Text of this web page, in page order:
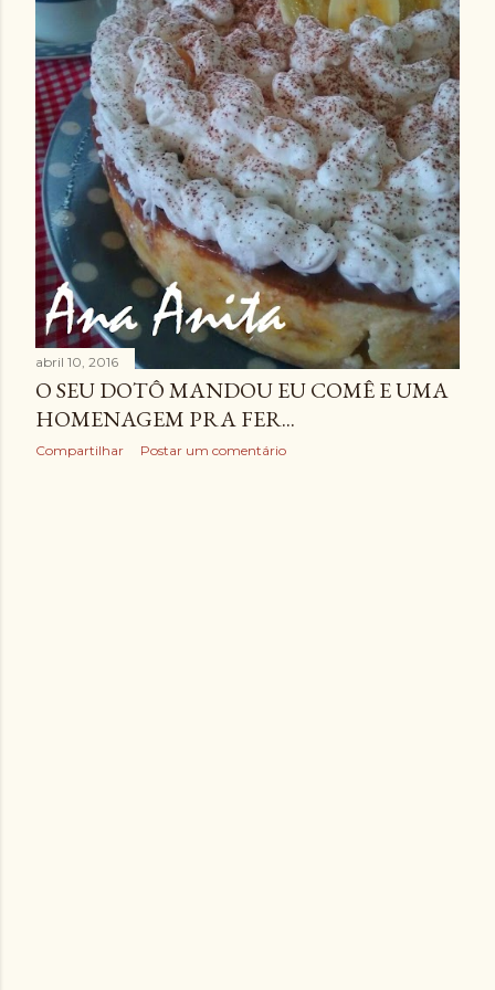
abril 10, 2016
O SEU DOTÔ MANDOU EU COMÊ E UMA
HOMENAGEM PRA FER...
Compartilhar Postar um comentário